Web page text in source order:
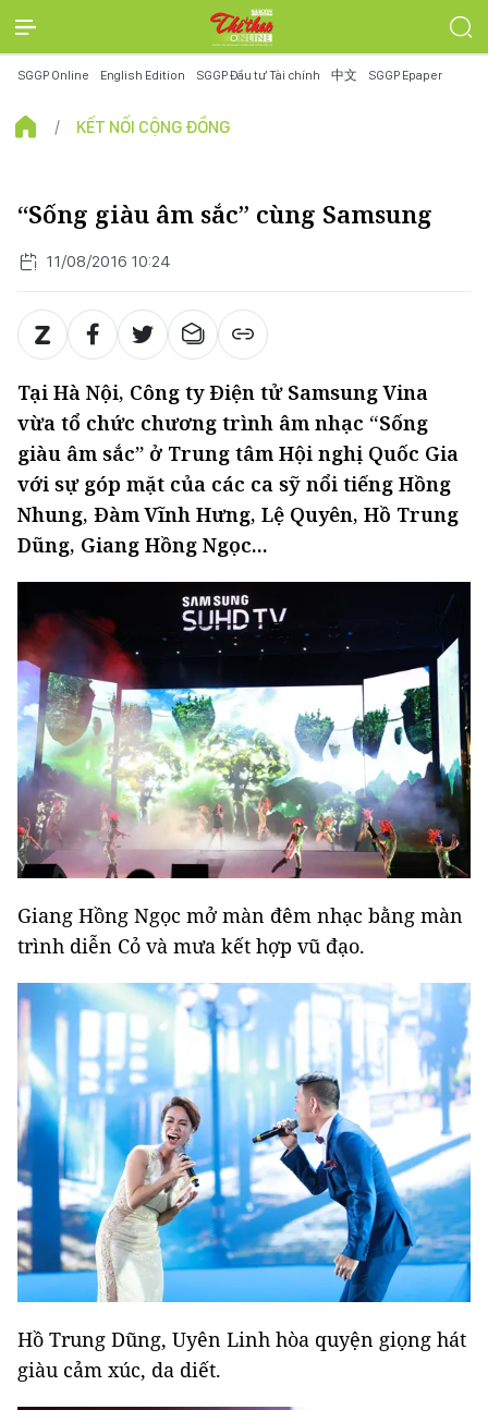
SGGP Online English Edition SGGP Đầu tư Tài chính 中文 SGGP Epaper
KẾT NỐI CỘNG ĐỒNG
“Sống giàu âm sắc” cùng Samsung
11/08/2016 10:24
Tại Hà Nội, Công ty Điện tử Samsung Vina
vừa tổ chức chương trình âm nhạc “Sống
giàu âm sắc” ở Trung tâm Hội nghị Quốc Gia
với sự góp mặt của các ca sỹ nổi tiếng Hồng
Nhung, Đàm Vĩnh Hưng, Lệ Quyên, Hồ Trung
Dũng, Giang Hồng Ngọc...
Giang Hồng Ngọc mở màn đêm nhạc bằng màn
trình diễn Cỏ và mưa kết hợp vũ đạo.
Hồ Trung Dũng, Uyên Linh hòa quyện giọng hát
giàu cảm xúc, da diết.